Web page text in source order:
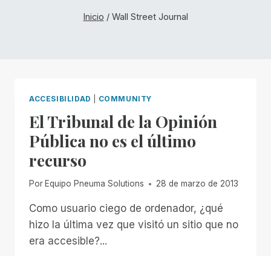
Inicio / Wall Street Journal
ACCESIBILIDAD COMMUNITY
El Tribunal de la Opinión
Pública no es el último
recurso
Por Equipo Pneuma Solutions 28 de marzo de 2013
Como usuario ciego de ordenador, ¿qué
hizo la última vez que visitó un sitio que no
era accesible?...